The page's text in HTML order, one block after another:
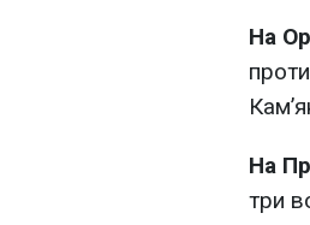
На
На
три